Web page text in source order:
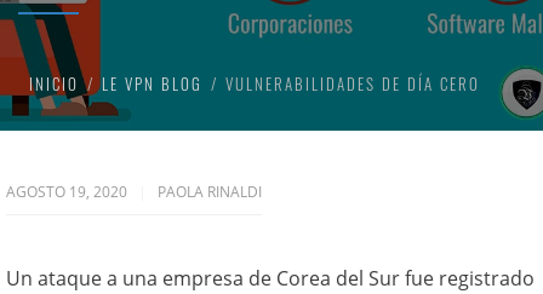
INICIO LE VPN BLOG VULNERABILIDADES DE DÍA CERO
AGOSTO 19, 2020 PAOLA RINALDI
Un ataque a una empresa de Corea del Sur fue registrado